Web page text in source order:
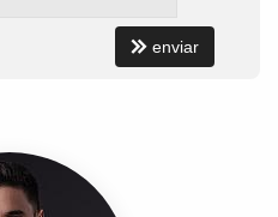
enviar